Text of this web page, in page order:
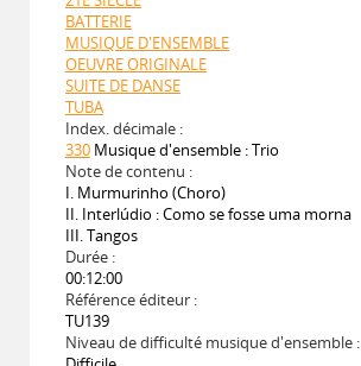
BATTERIE
MUSIQUE D'ENSEMBLE
OEUVRE ORIGINALE
SUITE DE DANSE
TUBA
Index. décimale :
330 Musique d'ensemble : Trio
Note de contenu :
I. Murmurinho (Choro)
II. Interlúdio : Como se fosse uma morna
III. Tangos
Durée :
00:12:00
Référence éditeur :
TU139
Niveau de difficulté musique d'ensemble :